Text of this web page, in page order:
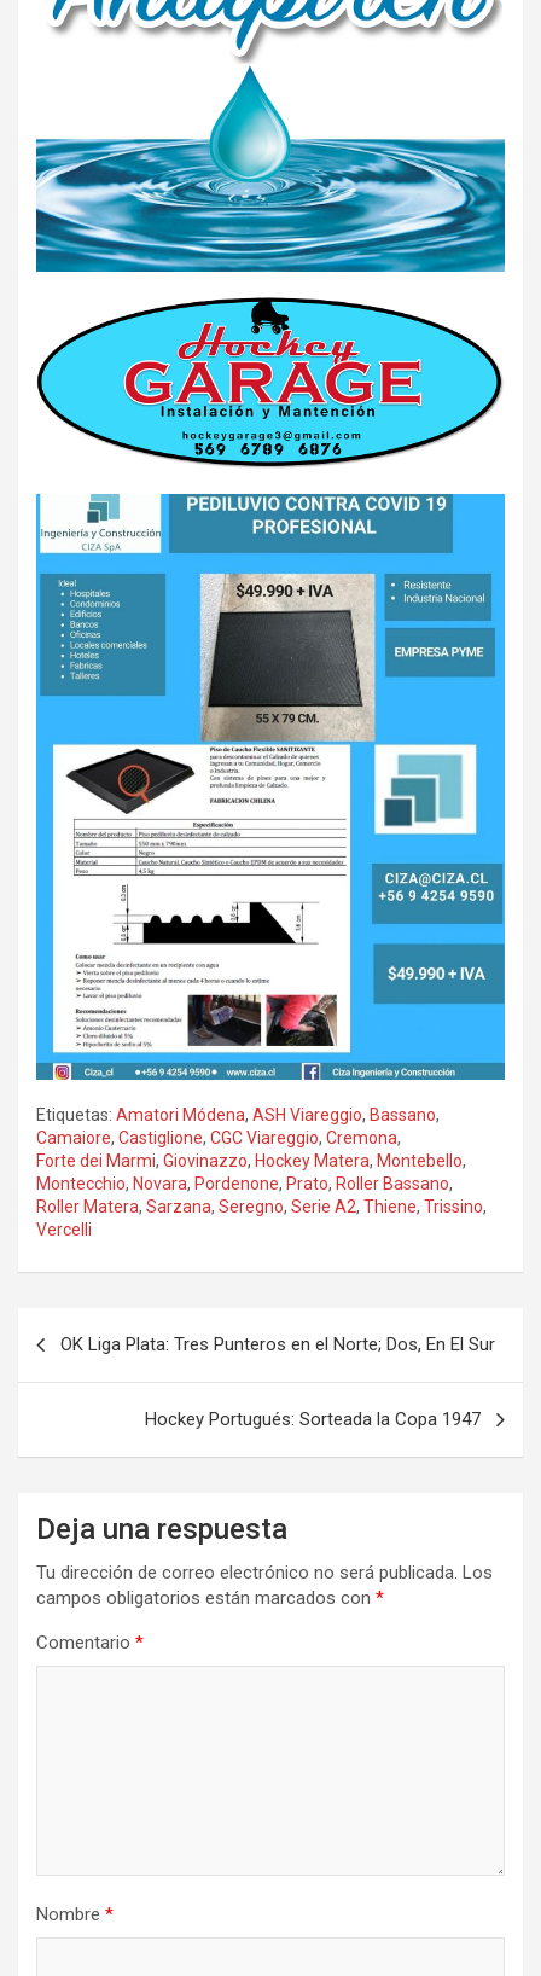
Etiquetas: Amatori Módena, ASH Viareggio, Bassano,
Camaiore, Castiglione, CGC Viareggio, Cremona,
Forte dei Marmi, Giovinazzo, Hockey Matera, Montebello,
Montecchio, Novara, Pordenone, Prato, Roller Bassano,
Roller Matera, Sarzana, Seregno, Serie A2, Thiene, Trissino,
Vercelli
OK Liga Plata: Tres Punteros en el Norte; Dos, En El Sur
Hockey Portugués: Sorteada la Copa 1947
Deja una respuesta
Tu dirección de correo electrónico no será publicada. Los
campos obligatorios están marcados con *
Comentario *
Nombre *